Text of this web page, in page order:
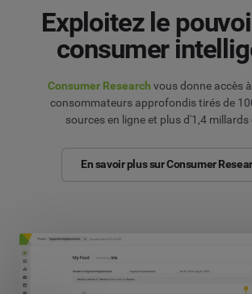
Exploitez le
consumer
Consumer Research vous donne accès
consommateurs approfondis tirés de
sources en ligne et plus d'1,4 millards
En savoir plus sur Consumer